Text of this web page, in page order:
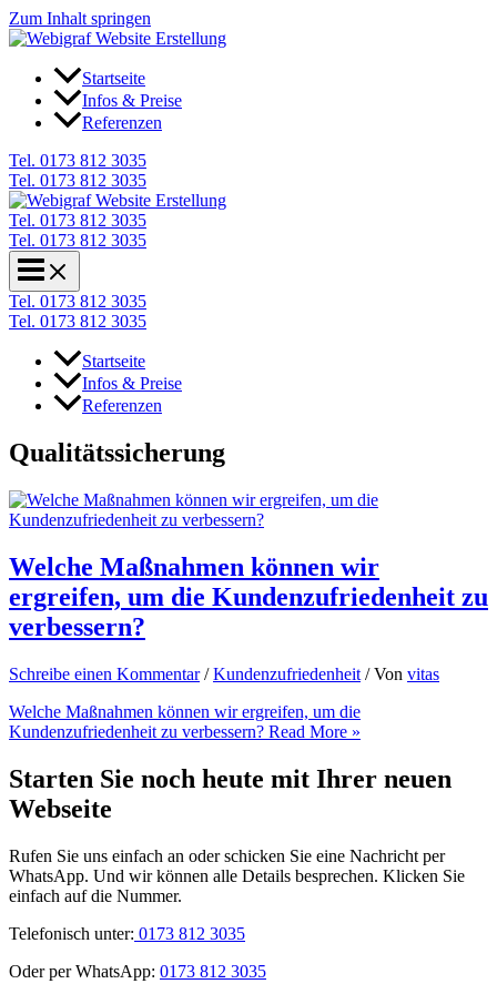
Zum Inhalt springen
Startseite
Infos & Preise
Referenzen
Tel. 0173 812 3035
Tel. 0173 812 3035
Tel. 0173 812 3035
Tel. 0173 812 3035
Tel. 0173 812 3035
Tel. 0173 812 3035
Startseite
Infos & Preise
Referenzen
Qualitätssicherung
Welche Maßnahmen können wir
ergreifen, um die Kundenzufriedenheit zu
verbessern?
Schreibe einen Kommentar /Kundenzufriedenheit / Von vitas
Welche Maßnahmen können wir ergreifen, um die
Kundenzufriedenheit zu verbessern? Read More »
Starten Sie noch heute mit Ihrer neuen
Webseite
Rufen Sie uns einfach an oder schicken Sie eine Nachricht per
WhatsApp. Und wir können alle Details besprechen. Klicken Sie
einfach auf die Nummer.
Telefonisch unter: 0173 812 3035
Oder per WhatsApp: 0173 812 3035